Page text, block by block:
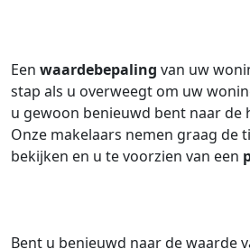
Een waardebepaling van uw
stap als u overweegt om uw
u gewoon benieuwd bent naar de
Onze makelaars nemen graag de
bekijken en u te voorzien van een
Bent u benieuwd naar de waarde